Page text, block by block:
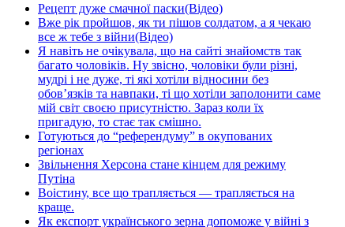
Рецепт дуже смачної паски(Відео)
Вже рік пройшов, як ти пішов солдатом, а я чекаю
все ж тебе з війни(Відео)
Я навіть не очікувала, що на сайті знайомств так
багато чоловіків. Ну звісно, чоловіки були різні,
мудрі і не дуже, ті які хотіли відносини без
обов’язків та навпаки, ті що хотіли заполонити саме
мій світ своєю присутністю. Зараз коли їх
пригадую, то стає так смішно.
Готуються до “референдуму” в окупованих
регіонах
Звільнення Херсона стане кінцем для режиму
Путіна
Воістину, все що трапляється — трапляється на
краще.
Як експорт українського зерна допоможе у війні з